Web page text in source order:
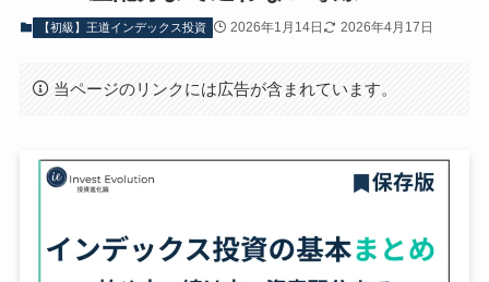
【初級】王道インデックス投資 2026年1月14日 2026年4月17日
当ページのリンクには広告が含まれています。